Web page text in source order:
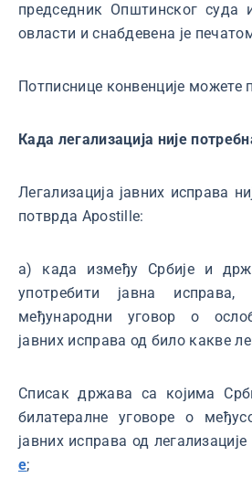
председник Општинског суда
овласти и снабдевена је
Потписнице конвенције можете
Када легализација није
Легализација јавних исправа
потврда Apostille:
а) када између Србије и
употребити јавна исправа,
међународни уговор о
јавних исправа од било какве
Списак држава са којима
билатералне уговоре о
јавних исправа од
е;